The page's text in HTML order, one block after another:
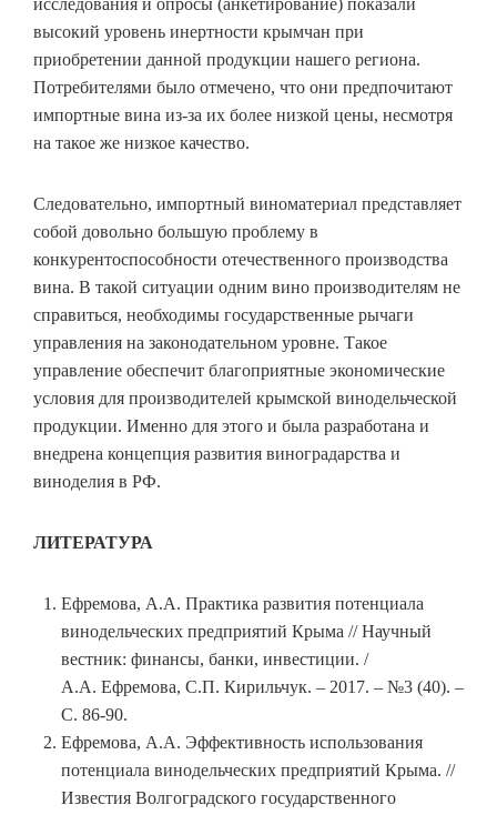
исследования и опросы (анкетирование) показали
высокий уровень инертности крымчан при
приобретении данной продукции нашего региона.
Потребителями было отмечено, что они предпочитают
импортные вина из-за их более низкой цены, несмотря
на такое же низкое качество.
Следовательно, импортный виноматериал представляет
собой довольно большую проблему в
конкурентоспособности отечественного производства
вина. В такой ситуации одним вино производителям не
справиться, необходимы государственные рычаги
управления на законодательном уровне. Такое
управление обеспечит благоприятные экономические
условия для производителей крымской винодельческой
продукции. Именно для этого и была разработана и
внедрена концепция развития виноградарства и
виноделия в РФ.
ЛИТЕРАТУРА
Ефремова, А.А. Практика развития потенциала
винодельческих предприятий Крыма // Научный
вестник: финансы, банки, инвестиции. /
А.А. Ефремова, С.П. Кирильчук. – 2017. – №3 (40). –
С. 86-90.
Ефремова, А.А. Эффективность использования
потенциала винодельческих предприятий Крыма. //
Известия Волгоградского государственного